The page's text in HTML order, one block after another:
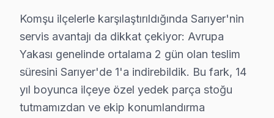
Sarıyer Yakın İlçelerde JVC Servisi
· Arnavutköy JVC
· Avcılar JVC
Komşu ilçelerle karşılaştırıldığında Sarıyer'nin
servis avantajı da dikkat çekiyor: Avrupa
Yakası genelinde ortalama 2 gün olan teslim
süresini Sarıyer'de 1'a indirebildik. Bu fark, 14
yıl boyunca ilçeye özel yedek parça stoğu
tutmamızdan ve ekip konumlandırma